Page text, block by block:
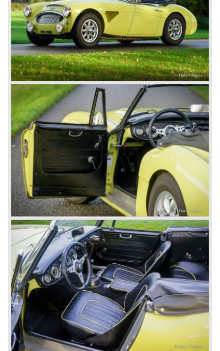
werd de samenwerking tussen Austin en Healey
beklonken...
De Healey 100 was vormgegeven door Gerry Coker en
door Donald Healey gebouwd op basis van Austin
componenten waaronder het viercilinder A90 motorblok
wat voor Austin natuurlijk ideaal was. Austin zag in de
Healey het antwoord op de MG sportwagens en de
Triumph TR sportwagen van het Standard-Triumph
concern.
In de Healey fabriek te Warwick werden de eerste twintig
pre productie exemplaren gebouwd, aansluitend werd de
productie van de Austin Healey 100 in 1953 verplaatst
naar de Austin fabriek in Longbridge. Chassis en
carrosserieën werden gebouwd en toegeleverd door
Jensen.
De Austin Healey 100 BN-1 werd gebouwd tussen 1953
en 1955 waarna in 1955 de BN-2 met vier versnellingsbak
werd voorgesteld. Tussen 1955 en 1956 volgden specials
als de 100M en de 100S welke laatste puur voor de racerij
bestemd was.
In 1956 werd de viercilinder motor uitgebannen en werd de
Austin Healey voorzien van de 2.6 liter zescilinder motor
uit de Austin Westminster, tevens kreeg de auto een
ruimer inzittenden compartiment met twee piepkleine
zitkuipjes achterin; de geboorte van de Austin Healey
100/6 (BN4) in mei 1956 was een feit...
In april 1958 kwam er een tweezits uitvoering van de
Austin Healey 100/6 op de markt (BN6) omdat het
"vierzits" model niet zo populair was als de tweezits Austin
Healey 100 voorgangers.
In maart 1959 komt de Healey 3000 op de markt. Deze
doorontwikkeling op de 100/6 is voorzien van een tot 2912
cc. opgeboorde zescilinder motor en schijfremmen aan de
voorwielen. Deze eerste Austin Healey 3000 kennen wij
als MK I.
In 1961 volgt de MK II, deze versie is voorzien van drie
carburateurs waardoor het motorvermogen aanzienlijk
toenam.